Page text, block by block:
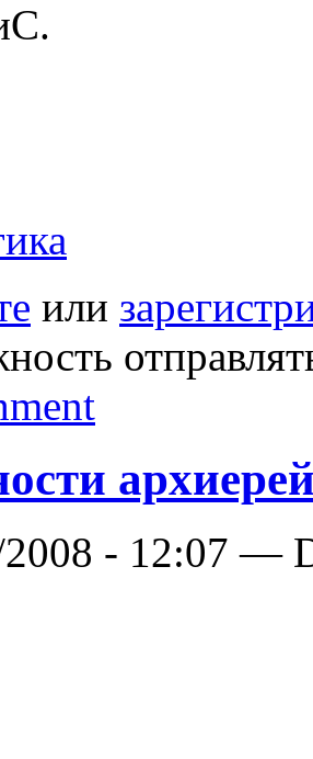
или
2008 - 12:07 —